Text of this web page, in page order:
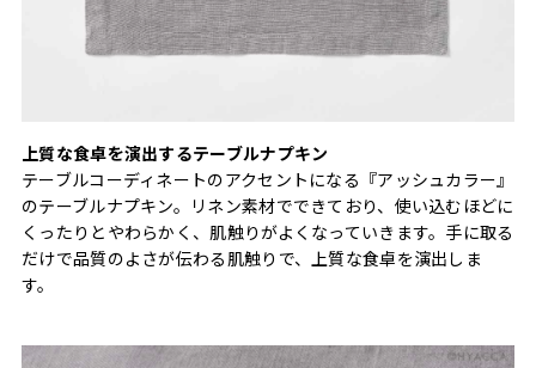
上質な食卓を演出するテーブルナプキン
テーブルコーディネートのアクセントになる『アッシュカラー』
のテーブルナプキン。リネン素材でできており、使い込むほどに
くったりとやわらかく、肌触りがよくなっていきます。手に取る
だけで品質のよさが伝わる肌触りで、上質な食卓を演出しま
す。